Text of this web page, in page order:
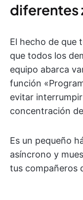
diferentes
El hecho de que
que todos los
equipo abarca
función
evitar
concentración
Es un pequeño
asíncrono y
tus compañeros